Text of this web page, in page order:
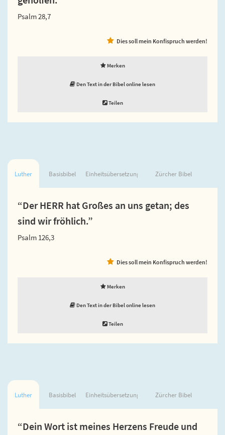
Psalm 28,7
Dies soll mein Konfispruch werden!
Merken
Den Text in der Bibel online lesen
Teilen
Luther Basisbibel Einheitsübersetzung Zürcher Bibel
“Der HERR hat Großes an uns getan; des
sind wir fröhlich.”
Psalm 126,3
Dies soll mein Konfispruch werden!
Merken
Den Text in der Bibel online lesen
Teilen
Luther Basisbibel Einheitsübersetzung Zürcher Bibel
“Dein Wort ist meines Herzens Freude und